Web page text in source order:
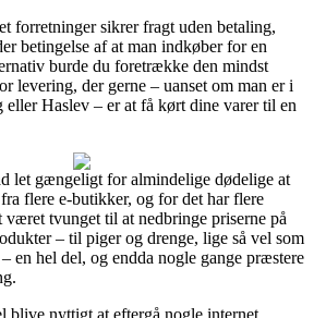
forretninger sikrer fragt uden betaling,
betingelse af at man indkøber for en
burde du foretrække den mindst
levering, der gerne – uanset om man er i
Haslev – er at få kørt dine varer til en
let gængeligt for almindelige dødelige at
flere e-butikker, og for det har flere
været tvunget til at nedbringe priserne på
– til piger og drenge, lige så vel som
en hel del, og endda nogle gange præstere
blive nyttigt at eftergå nogle internet